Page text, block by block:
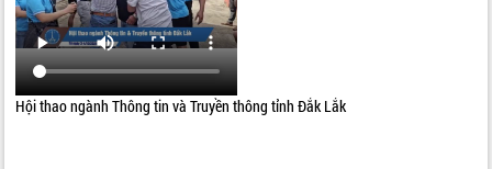
Hội thao ngành Thông tin và Truyền thông tỉnh Đắk Lắk